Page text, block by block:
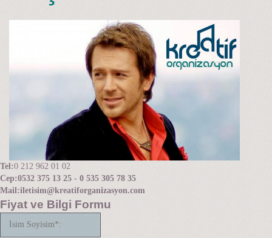
Tel:0 212 962 01 02
Cep:0532 375 13 25 - 0 535 305 78 35
Mail:iletisim@kreatiforganizasyon.com
Fiyat ve Bilgi Formu